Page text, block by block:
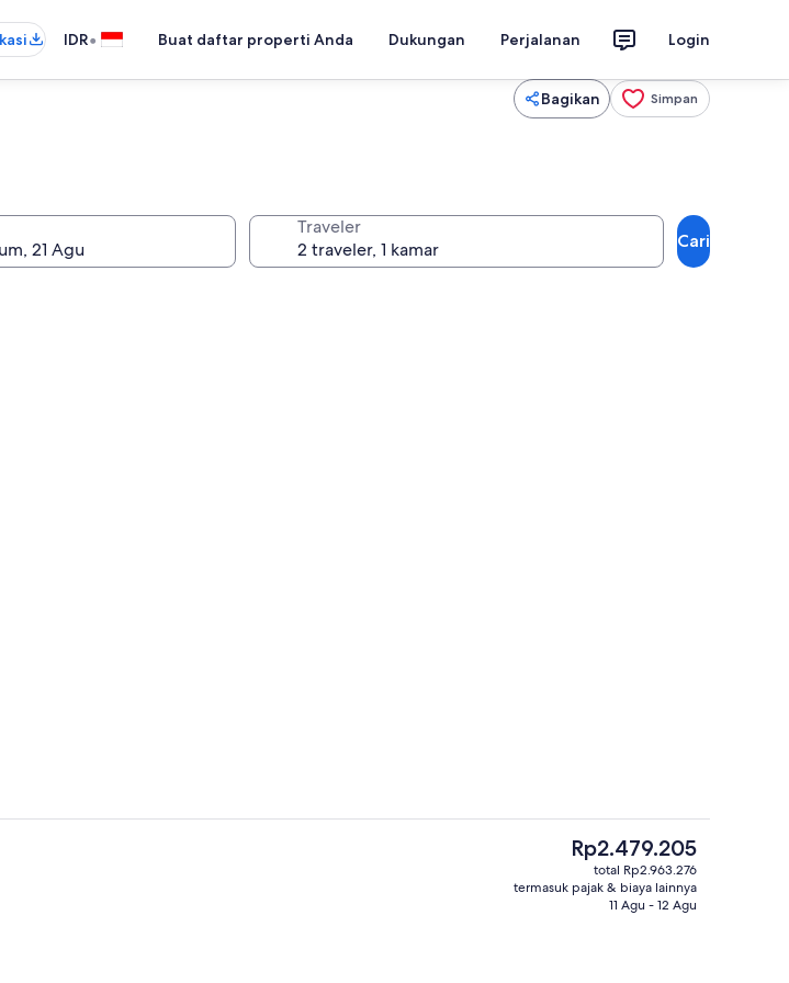
IDR• Buat daftar properti Anda Dukungan Perjalanan Login
Bagikan Simpan
Traveler
Cari
Eksterior
Harga
saat
ini
Rp2.479.205
Rp2.479.205
total Rp2.963.276
termasuk pajak & biaya lainnya
11 Agu - 12 Agu